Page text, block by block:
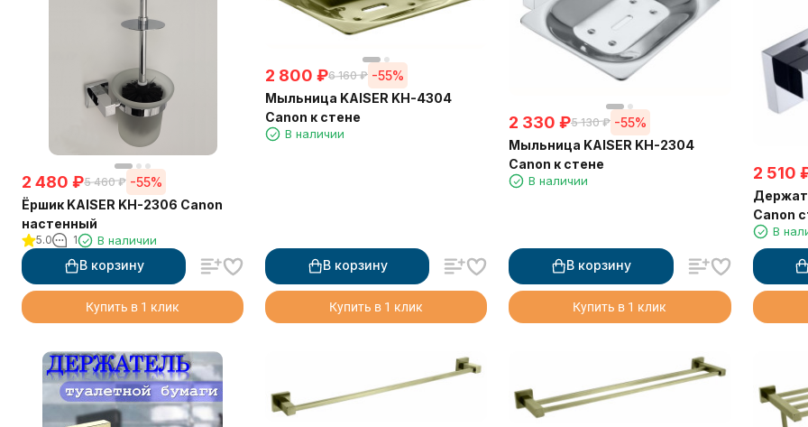
2 480 ₽5 460 ₽ -55%
Ёршик KAISER KH-2306 Canon
настенный
5.0 1 В наличии
В корзину
Купить в 1 клик
2 800 ₽6 160 ₽ -55%
Мыльница KAISER KH-4304
Canon к стене
В наличии
В корзину
Купить в 1 клик
2 330 ₽5 130 ₽ -55%
Мыльница KAISER KH-2304
Canon к стене
В наличии
В корзину
Купить в 1 клик
2 510
Canon
В